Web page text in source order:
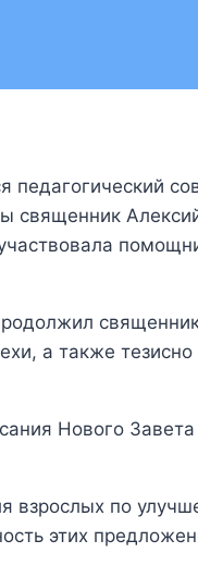
педагогический
священник
а также
Нового
взрослых по
этих